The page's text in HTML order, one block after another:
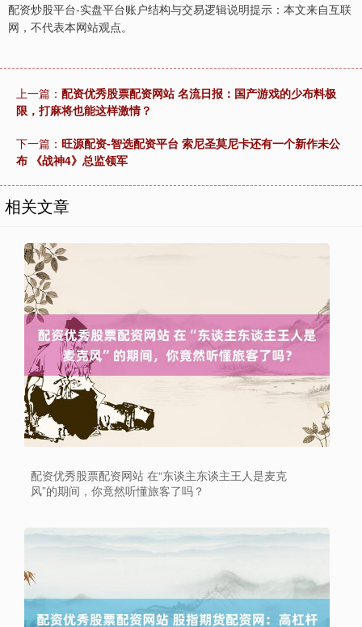
配资炒股平台-实盘平台账户结构与交易逻辑说明提示：本文来自互联
网，不代表本网站观点。
上一篇： 配资优秀股票配资网站 名流日报：国产游戏的少布料极
限，打麻将也能这样激情？
下一篇： 旺源配资-智选配资平台 索尼圣莫尼卡还有一个新作未公
布 《战神4》总监领军
相关文章
配资优秀股票配资网站 在“东谈主东谈主王人是麦克
风”的期间，你竟然听懂旅客了吗？